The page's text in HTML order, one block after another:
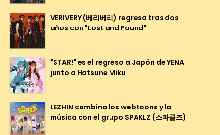
VERIVERY (베리베리) regresa tras dos
años con "Lost and Found"
"STAR!" es el regreso a Japón de YENA
junto a Hatsune Miku
LEZHIN combina los webtoons y la
música con el grupo SPAKLZ (스파클즈)